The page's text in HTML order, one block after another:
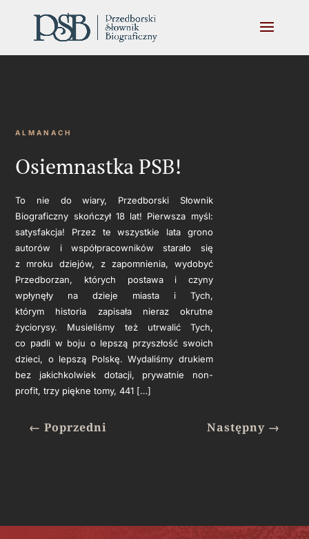
ALMANACH
Osiemnastka PSB!
To nie do wiary, Przedborski Słownik
Biograficzny skończył 18 lat! Pierwsza myśl:
satysfakcja! Przez te wszystkie lata grono
autorów i współpracowników starało się
z mroku dziejów, z zapomnienia, wydobyć
Przedborzan, których postawa i czyny
wpłynęły na dzieje miasta i Tych,
którym historia zapisała nieraz okrutne
życiorysy. Musieliśmy też utrwalić Tych,
co padli w boju o lepszą przyszłość swoich
dzieci, o lepszą Polskę. Wydaliśmy drukiem
bez jakichkolwiek dotacji, prywatnie non-
profit, trzy piękne tomy, 441 […]
←Poprzedni Następny→